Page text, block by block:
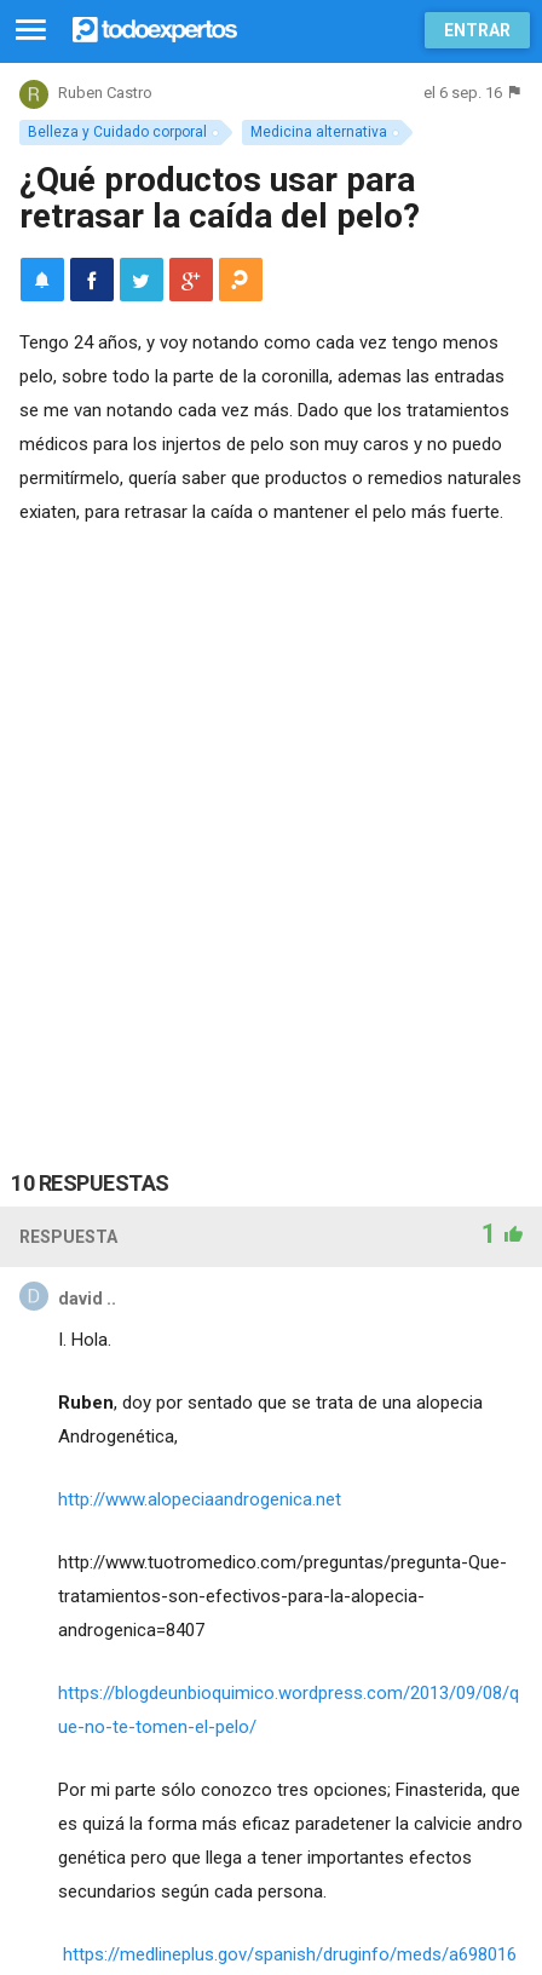
ENTRAR
Belleza y Cuidado corporal Medicina alternativa
Ruben Castro el 6 sep. 16
¿Qué productos usar para
retrasar la caída del pelo?
Tengo 24 años, y voy notando como cada vez tengo menos
pelo, sobre todo la parte de la coronilla, ademas las entradas
se me van notando cada vez más. Dado que los tratamientos
médicos para los injertos de pelo son muy caros y no puedo
permitírmelo, quería saber que productos o remedios naturales
exiaten, para retrasar la caída o mantener el pelo más fuerte.
10 RESPUESTAS
RESPUESTA 1
david ..
I. Hola.
Ruben, doy por sentado que se trata de una alopecia
Androgenética,
http://www.alopeciaandrogenica.net
http://www.tuotromedico.com/preguntas/pregunta-Que-
tratamientos-son-efectivos-para-la-alopecia-
androgenica=8407
https://blogdeunbioquimico.wordpress.com/2013/09/08/q
ue-no-te-tomen-el-pelo/
Por mi parte sólo conozco tres opciones; Finasterida, que
es quizá la forma más eficaz paradetener la calvicie andro
genética pero que llega a tener importantes efectos
secundarios según cada persona.
https://medlineplus.gov/spanish/druginfo/meds/a698016